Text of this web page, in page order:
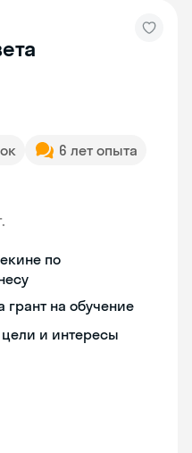
6 лет опыта
по
грант на обучение
и интересы